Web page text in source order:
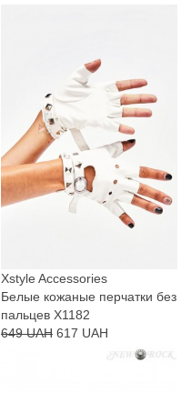
Xstyle Accessories
Белые кожаные перчатки без
пальцев X1182
649 UAH 617 UAH